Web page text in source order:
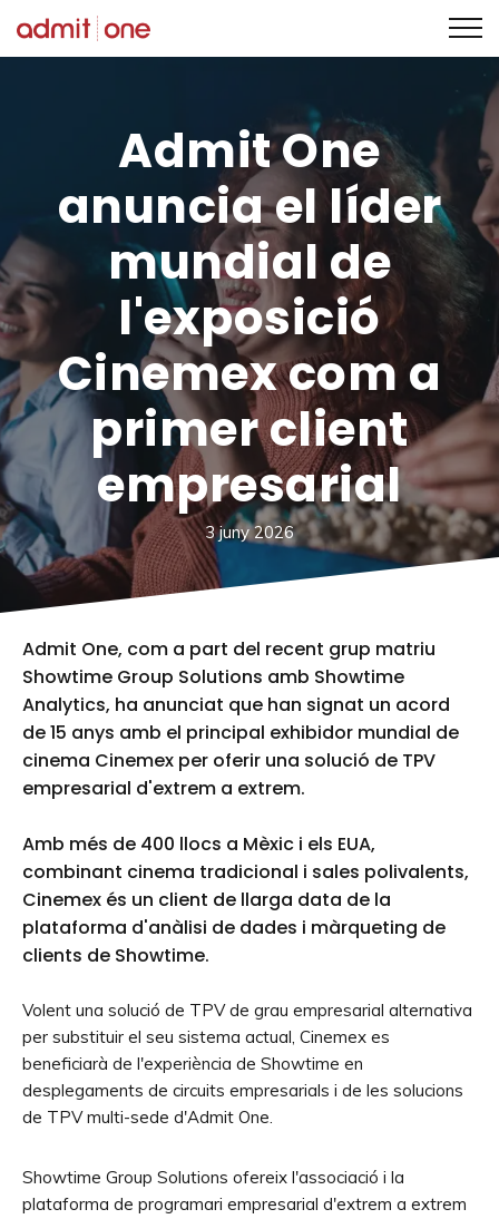
Saltar
Admit One
anuncia el líder
mundial de
l'exposició
Cinemex com a
primer client
empresarial
3 juny 2026
Admit One, com a part del recent grup matriu
Showtime Group Solutions amb Showtime
Analytics, ha anunciat que han signat un acord
de 15 anys amb el principal exhibidor mundial de
cinema Cinemex per oferir una solució de TPV
empresarial d'extrem a extrem.
Amb més de 400 llocs a Mèxic i els EUA,
combinant cinema tradicional i sales polivalents,
Cinemex és un client de llarga data de la
plataforma d'anàlisi de dades i màrqueting de
clients de Showtime.
Volent una solució de TPV de grau empresarial alternativa
per substituir el seu sistema actual, Cinemex es
beneficiarà de l'experiència de Showtime en
desplegaments de circuits empresarials i de les solucions
de TPV multi-sede d'Admit One.
Showtime Group Solutions ofereix l'associació i la
plataforma de programari empresarial d'extrem a extrem